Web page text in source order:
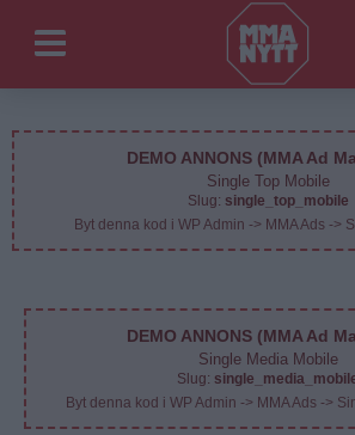
DEMO ANNONS (MMA Ad
Single Top Mobile
Slug: single_top_mobile
Byt denna kod i WP Admin -> MMA Ads ->
DEMO ANNONS (MMA Ad
Single Media Mobile
Slug:
Byt denna kod i WP Admin -> MMA Ads ->